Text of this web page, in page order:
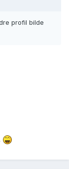
profil bilde